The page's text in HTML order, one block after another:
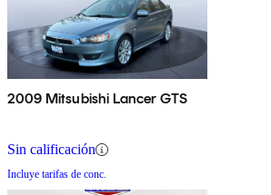
2009 Mitsubishi Lancer GTS
Sin calificación
Incluye tarifas de conc.